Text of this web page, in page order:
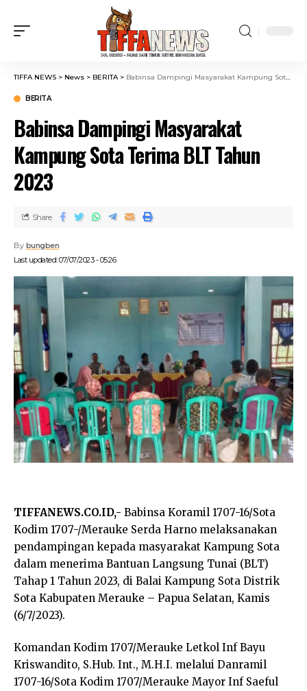
TIFFA NEWS > News > BERITA> Babinsa Dampingi Masyarakat Kampung Sota Terima BLT Tahun 2023
BERITA
Babinsa Dampingi Masyarakat
Kampung Sota Terima BLT Tahun
2023
Last updated: 07/07/2023 - 05:26
By bungben
Share
TIFFANEWS.CO.ID,- Babinsa Koramil 1707-16/Sota
Kodim 1707-/Merauke Serda Harno melaksanakan
pendampingan kepada masyarakat Kampung Sota
dalam menerima Bantuan Langsung Tunai (BLT)
Tahap 1 Tahun 2023, di Balai Kampung Sota Distrik
Sota Kabupaten Merauke – Papua Selatan, Kamis
(6/7/2023).
Komandan Kodim 1707/Merauke Letkol Inf Bayu
Kriswandito, S.Hub. Int., M.H.I. melalui Danramil
1707-16/Sota Kodim 1707/Merauke Mayor Inf Saeful